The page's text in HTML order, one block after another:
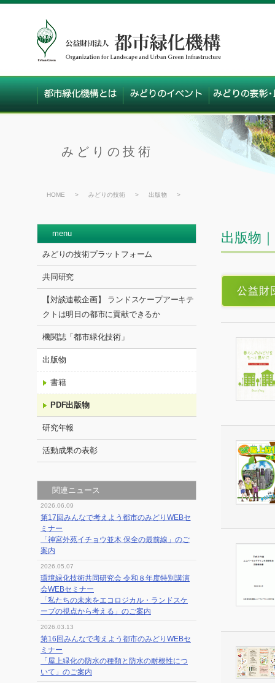
みどりの技術
HOME > みどりの技術 > 出版物 >
出版物
公益財
menu
みどりの技術プラットフォーム
共同研究
【対談連載企画】 ランドスケープアーキテ
クトは明日の都市に貢献できるか
機関誌「都市緑化技術」
出版物
書籍
PDF出版物
研究年報
活動成果の表彰
関連ニュース
2026.06.09
第17回みんなで考えよう都市のみどりWEBセ
ミナー
「神宮外苑イチョウ並木 保全の最前線」のご
案内
2026.05.07
環境緑化技術共同研究会 令和８年度特別講演
会WEBセミナー
「私たちの未来をエコロジカル・ランドスケ
ープの視点から考える」のご案内
2026.03.13
第16回みんなで考えよう都市のみどりWEBセ
ミナー
「屋上緑化の防水の種類と防水の耐根性につ
いて」のご案内